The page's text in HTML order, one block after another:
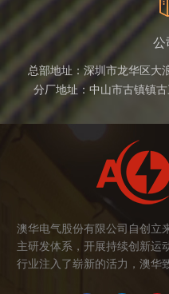
公
总部地址：深圳市龙华区大
分厂地址：中山市古镇镇
澳华电气股份有限公司自创立
主研发体系，开展持续创新运
行业注入了崭新的活力，澳华